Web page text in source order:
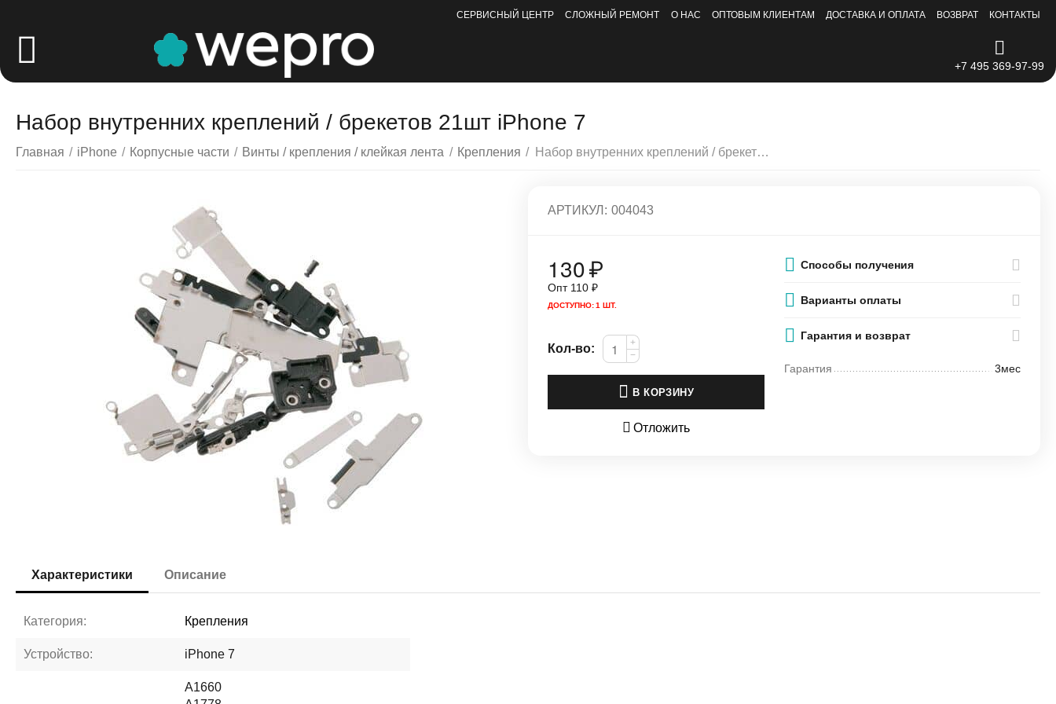
СЕРВИСНЫЙ ЦЕНТР СЛОЖНЫЙ РЕМОНТ О НАС ОПТОВЫМ КЛИЕНТАМ ДОСТАВКА И ОПЛАТА ВОЗВРАТ КОНТАКТЫ
+7 495 369-97-99
Набор внутренних креплений / брекетов 21шт iPhone 7
Главная / iPhone / Корпусные части / Винты / крепления / клейкая лента / Крепления / Набор внутренних креплений / брекетов 21шт iPhone 7
АРТИКУЛ: 004043
130₽
Опт 110 ₽
ДОСТУПНО:1 ШТ.
Кол-во:
+
−
В КОРЗИНУ
Отложить
Способы получения
Варианты оплаты
Гарантия и возврат
Гарантия 3мес
Характеристики Описание
Категория: Крепления
Устройство: iPhone 7
A1660